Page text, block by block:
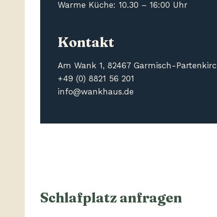
Warme Küche: 10.30 – 16:00 Uhr
Kontakt
Am Wank 1, 82467 Garmisch-
+49 (0) 8821 56 201
info@wankhaus.de
Schlafplatz anfragen